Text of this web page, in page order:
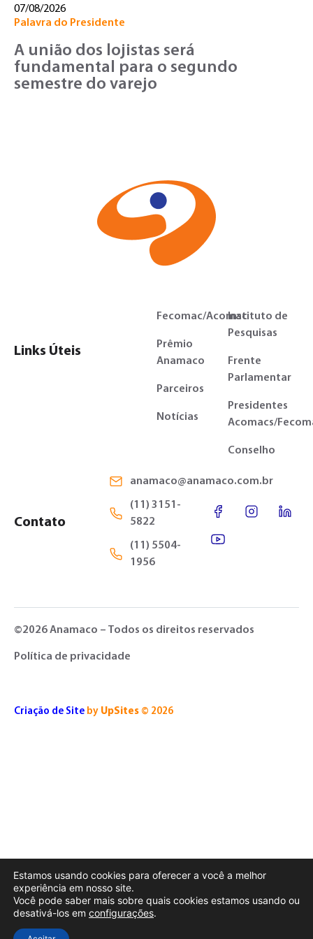
07/08/2026
Palavra do Presidente
A união dos lojistas será
fundamental para o segundo
semestre do varejo
Links Úteis
Fecomac/Acomac
Prêmio
Anamaco
Parceiros
Notícias
Instituto de
Pesquisas
Frente
Parlamentar
Presidentes
Acomacs/
Conselho
Contato
anamaco@anamaco.com.br
(11) 3151-
5822
(11) 5504-
1956
©2026 Anamaco – Todos os direitos reservados
Política de privacidade
Criação de Site by UpSites © 2026
Estamos usando cookies para oferecer a você a melhor
experiência em nosso site.
Você pode saber mais sobre quais cookies estamos usando ou
desativá-los em configurações.